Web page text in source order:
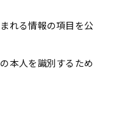
れる情報の項目を公
本人を識別するため